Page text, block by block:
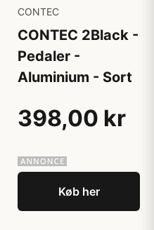
CONTEC
CONTEC 2Black -
Pedaler -
Aluminium - Sort
398,00 kr
Køb her